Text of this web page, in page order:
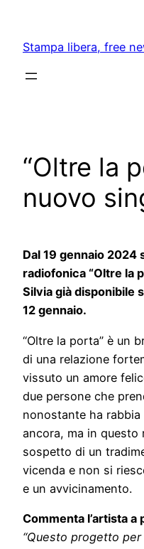
content
Stampa libera, free
“Oltre la
nuovo
Dal 19 gennaio 2024
radiofonica “Oltre la
Silvia già disponibile
12 gennaio.
“Oltre la porta” è un
di una relazione
vissuto un amore
due persone che
nonostante ha
ancora, ma in questo
sospetto di un
vicenda e non si
e un avvicinamento.
Commenta l’artista
“Questo progetto per